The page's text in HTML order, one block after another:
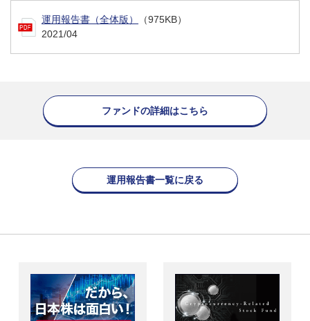
運用報告書（全体版）
（975KB）
2021/04
ファンドの詳細はこちら
運用報告書一覧に戻る